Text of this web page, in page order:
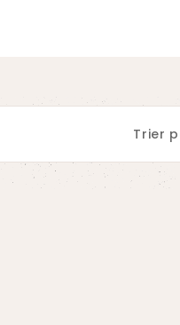
Trier